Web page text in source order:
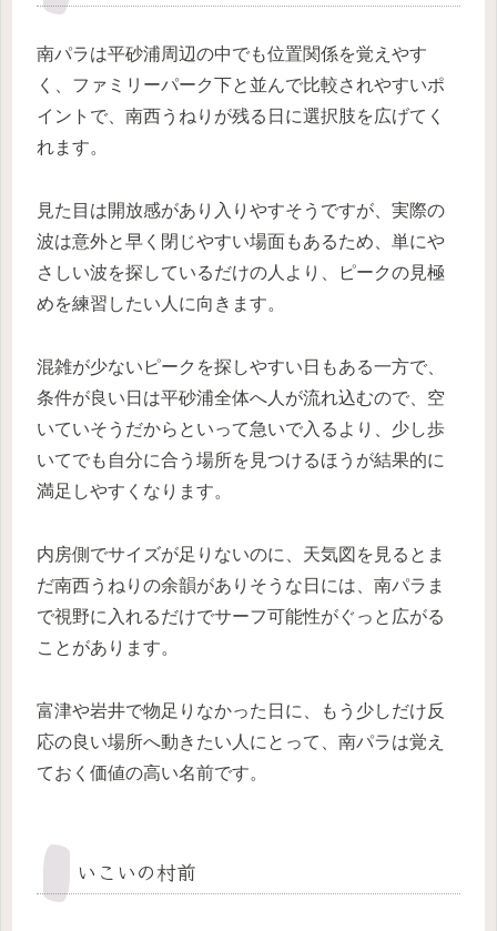
南パラは平砂浦周辺の中でも位置関係を覚えやす
く、ファミリーパーク下と並んで比較されやすいポ
イントで、南西うねりが残る日に選択肢を広げてく
れます。
見た目は開放感があり入りやすそうですが、実際の
波は意外と早く閉じやすい場面もあるため、単にや
さしい波を探しているだけの人より、ピークの見極
めを練習したい人に向きます。
混雑が少ないピークを探しやすい日もある一方で、
条件が良い日は平砂浦全体へ人が流れ込むので、空
いていそうだからといって急いで入るより、少し歩
いてでも自分に合う場所を見つけるほうが結果的に
満足しやすくなります。
内房側でサイズが足りないのに、天気図を見るとま
だ南西うねりの余韻がありそうな日には、南パラま
で視野に入れるだけでサーフ可能性がぐっと広がる
ことがあります。
富津や岩井で物足りなかった日に、もう少しだけ反
応の良い場所へ動きたい人にとって、南パラは覚え
ておく価値の高い名前です。
いこいの村前